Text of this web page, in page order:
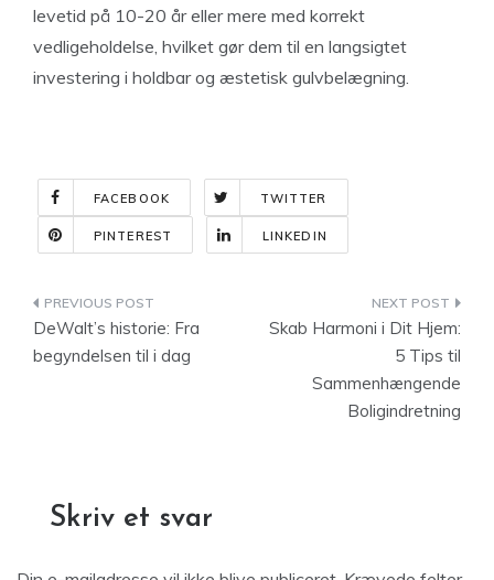
levetid på 10-20 år eller mere med korrekt
vedligeholdelse, hvilket gør dem til en langsigtet
investering i holdbar og æstetisk gulvbelægning.
FACEBOOK TWITTER
PINTEREST LINKEDIN
Indlægsnavigation
DeWalt’s historie: Fra
begyndelsen til i dag
Skab Harmoni i Dit Hjem:
5 Tips til
Sammenhængende
Boligindretning
Skriv et svar